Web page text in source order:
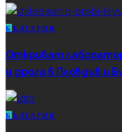
Б ЪЛГАРИЯ
Откриват
и дрога в Пловдив и
Б ЪЛГАРИЯ